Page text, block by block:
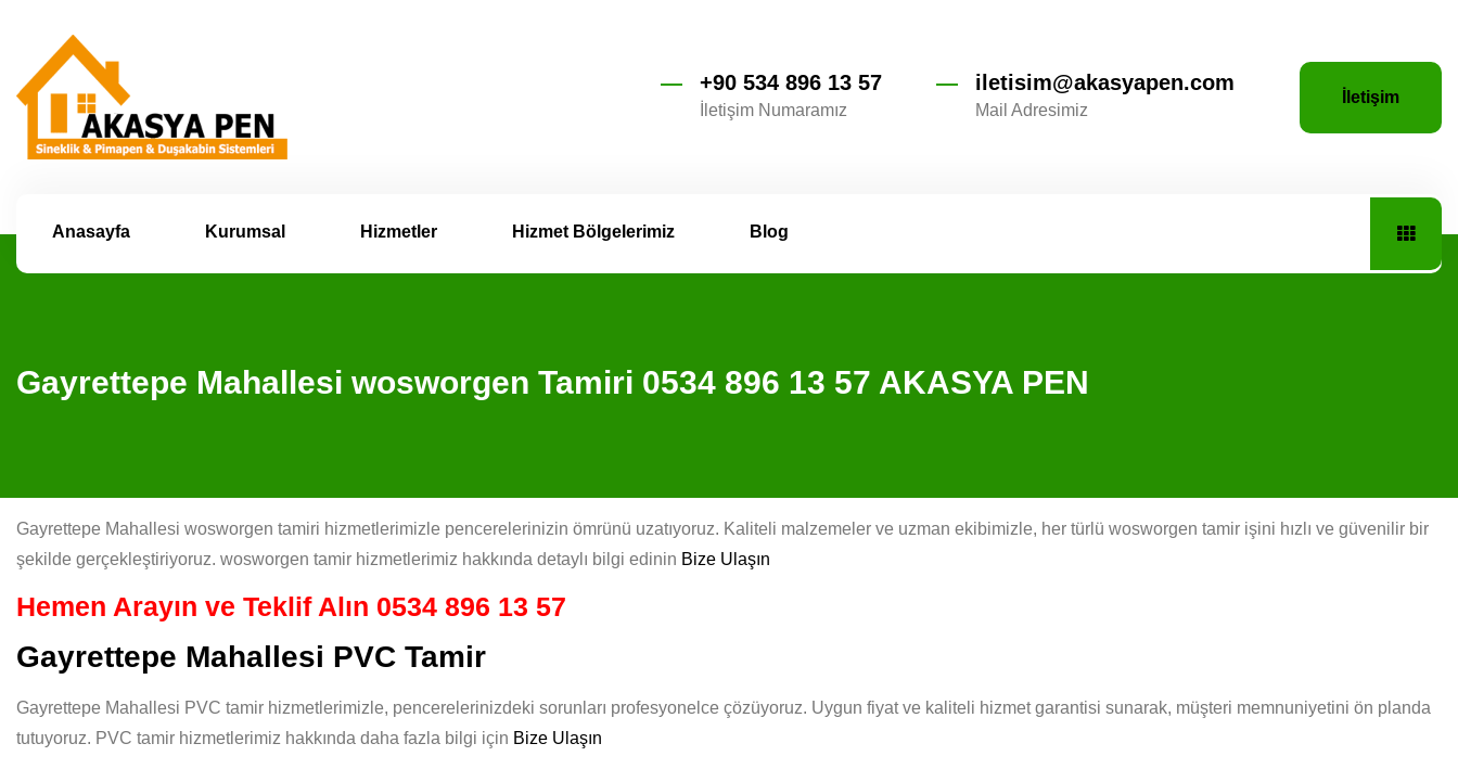
+90 534 896 13 57
İletişim Numaramız
iletisim@akasyapen.com
Mail Adresimiz
İletişim
Anasayfa Kurumsal Hizmetler Hizmet Bölgelerimiz Blog
Gayrettepe Mahallesi wosworgen Tamiri 0534 896 13 57 AKASYA PEN
Gayrettepe Mahallesi wosworgen tamiri hizmetlerimizle pencerelerinizin ömrünü uzatıyoruz. Kaliteli malzemeler ve uzman ekibimizle, her türlü wosworgen tamir işini hızlı ve güvenilir bir
şekilde gerçekleştiriyoruz. wosworgen tamir hizmetlerimiz hakkında detaylı bilgi edinin Bize Ulaşın
Hemen Arayın ve Teklif Alın 0534 896 13 57
Gayrettepe Mahallesi PVC Tamir
Gayrettepe Mahallesi PVC tamir hizmetlerimizle, pencerelerinizdeki sorunları profesyonelce çözüyoruz. Uygun fiyat ve kaliteli hizmet garantisi sunarak, müşteri memnuniyetini ön planda
tutuyoruz. PVC tamir hizmetlerimiz hakkında daha fazla bilgi için Bize Ulaşın